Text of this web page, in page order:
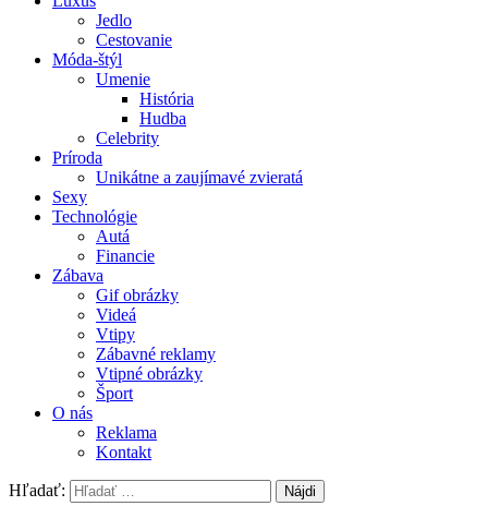
Jedlo
Cestovanie
Móda-štýl
Umenie
História
Hudba
Celebrity
Príroda
Unikátne a zaujímavé zvieratá
Sexy
Technológie
Autá
Financie
Zábava
Gif obrázky
Videá
Vtipy
Zábavné reklamy
Vtipné obrázky
Šport
O nás
Reklama
Kontakt
Hľadať: